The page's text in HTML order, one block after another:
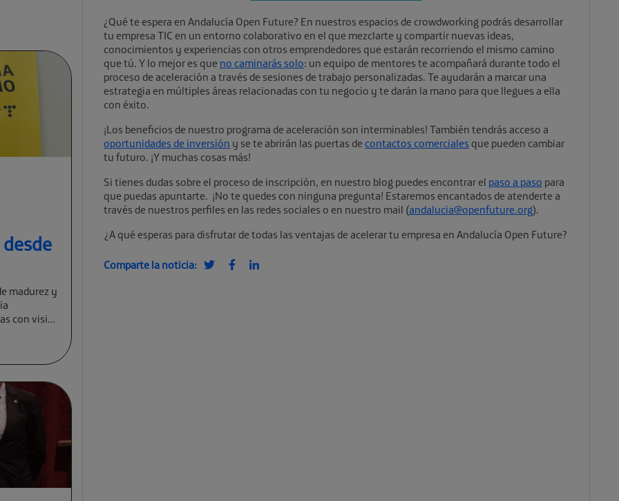
madurez y
con visión
¿Qué te espera en Andalucía Open Future? En nuestros espacios de crowdworking podrás desarrollar
tu empresa TIC en un entorno colaborativo en el que mezclarte y compartir nuevas ideas,
conocimientos y experiencias con otros emprendedores que estarán recorriendo el mismo camino
que tú. Y lo mejor es que no caminarás solo: un equipo de mentores te acompañará durante todo el
proceso de aceleración a través de sesiones de trabajo personalizadas. Te ayudarán a marcar una
estrategia en múltiples áreas relacionadas con tu negocio y te darán la mano para que llegues a ella
con éxito.
¡Los beneficios de nuestro programa de aceleración son interminables! También tendrás acceso a
oportunidades de inversión y se te abrirán las puertas decontactos comerciales que pueden cambiar
tu futuro. ¡Y muchas cosas más!
Si tienes dudas sobre el proceso de inscripción, en nuestro blog puedes encontrar el paso a paso para
que puedas apuntarte. ¡No te quedes con ninguna pregunta! Estaremos encantados de atenderte a
través de nuestros perfiles en las redes sociales o en nuestro mail (andalucia@openfuture.org).
¿A qué esperas para disfrutar de todas las ventajas de acelerar tu empresa en Andalucía Open Future?
Comparte la noticia: